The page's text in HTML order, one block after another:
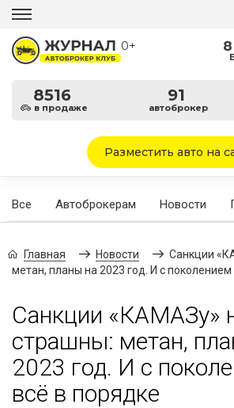
0+
8516
в продаже
91
автоброкер
Разместить авто на
Все Автоброкерам Новости
Главная Новости
Санкции
метан, планы на 2023 год. И с
Санкции «КАМАЗу»
страшны: метан,
2023 год. И с
всё в порядке